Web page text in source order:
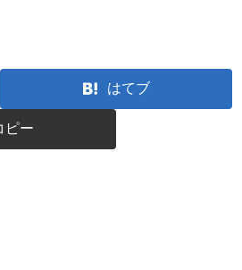
はてブ
ピー